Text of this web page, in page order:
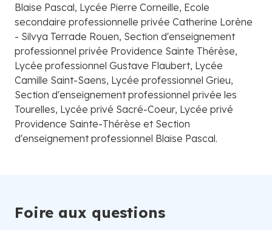
Blaise Pascal, Lycée Pierre Corneille, Ecole
secondaire professionnelle privée Catherine Lorène
- Silvya Terrade Rouen, Section d'enseignement
professionnel privée Providence Sainte Thérèse,
Lycée professionnel Gustave Flaubert, Lycée
Camille Saint-Saens, Lycée professionnel Grieu,
Section d'enseignement professionnel privée les
Tourelles, Lycée privé Sacré-Coeur, Lycée privé
Providence Sainte-Thérèse et Section
d'enseignement professionnel Blaise Pascal.
Foire aux questions